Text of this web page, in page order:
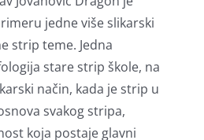
jedne više slikarski
strip teme. Jedna
stare strip škole, na
način, kada je strip u
svakog stripa,
koja postaje glavni